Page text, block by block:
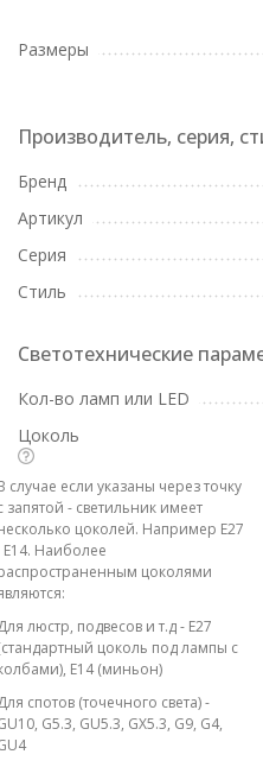
Размеры
Производитель, серия,
Бренд
Артикул
Серия
Стиль
Светотехнические
Кол-во ламп или LED
Цоколь
случае если указаны через точку
запятой - светильник имеет
цоколей. Например E27
E14. Наиболее
цоколями
люстр, подвесов и т.д - E27
цоколь под лампы с
E14 (миньон)
спотов (точечного света) -
G5.3, GU5.3, GX5.3, G9, G4,